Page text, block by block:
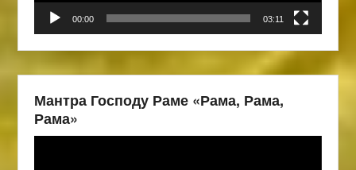
00:00 03:11
Мантра Господу Раме «Рама, Рама,
Рама»